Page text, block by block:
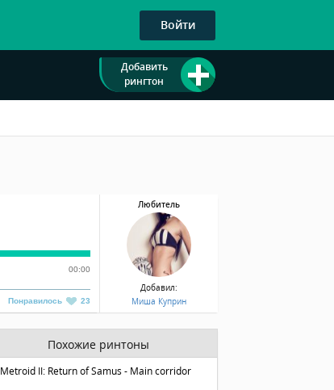
Войти
Добавить
рингтон
00:00
Понравилось 23
Любитель
Добавил:
Миша Куприн
Похожие ринтоны
Metroid II: Return of Samus - Main corridor